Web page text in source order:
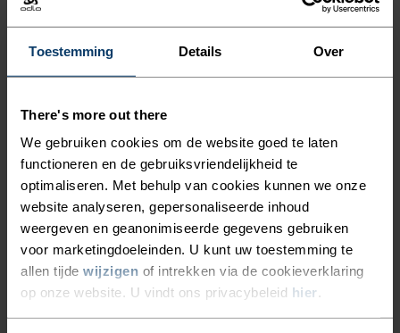
Toestemming Details Over
There's more out there
We gebruiken cookies om de website goed te laten
functioneren en de gebruiksvriendelijkheid te
optimaliseren. Met behulp van cookies kunnen we onze
website analyseren, gepersonaliseerde inhoud
weergeven en geanonimiseerde gegevens gebruiken
voor marketingdoeleinden. U kunt uw toestemming te
allen tijde wijzigen of intrekken via de cookieverklaring
op onze website. U vindt ons privacybeleid hier .